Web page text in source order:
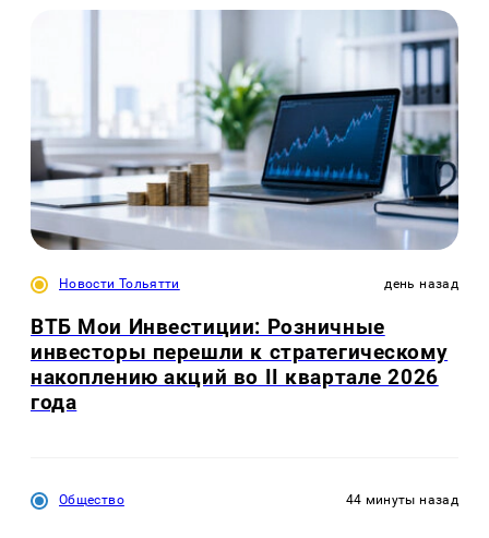
Новости Тольятти день назад
ВТБ Мои Инвестиции: Розничные
инвесторы перешли к стратегическому
накоплению акций во II квартале 2026
года
Общество 44 минуты назад